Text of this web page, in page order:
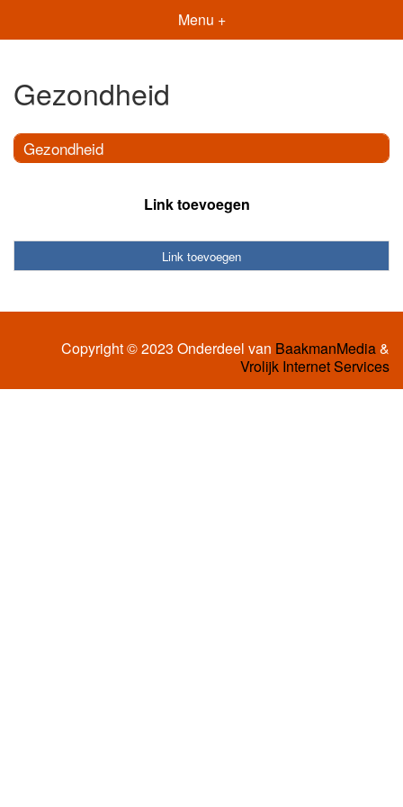
Menu +
Gezondheid
Gezondheid
Link toevoegen
Link toevoegen
Copyright © 2023 Onderdeel van BaakmanMedia&
Vrolijk Internet Services